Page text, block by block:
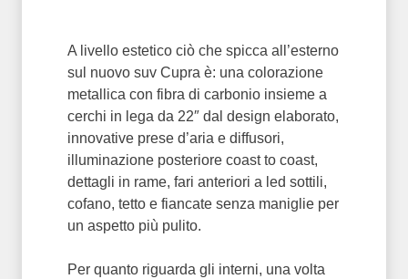
A livello estetico ciò che spicca all’esterno
sul nuovo suv Cupra è: una colorazione
metallica con fibra di carbonio insieme a
cerchi in lega da 22″ dal design elaborato,
innovative prese d’aria e diffusori,
illuminazione posteriore coast to coast,
dettagli in rame, fari anteriori a led sottili,
cofano, tetto e fiancate senza maniglie per
un aspetto più pulito.
Per quanto riguarda gli interni, una volta